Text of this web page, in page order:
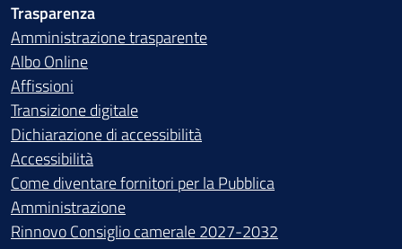
Trasparenza
Amministrazione trasparente
Albo Online
Affissioni
Transizione digitale
Dichiarazione di accessibilità
Accessibilità
Come diventare fornitori per la Pubblica
Amministrazione
Rinnovo Consiglio camerale 2027-2032